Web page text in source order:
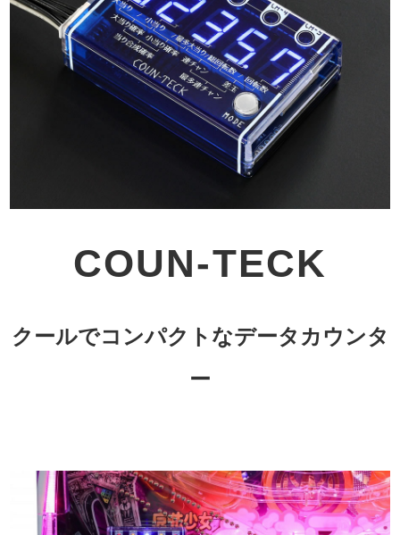
COUN-TECK
クールでコンパクトなデータカウンタ
ー